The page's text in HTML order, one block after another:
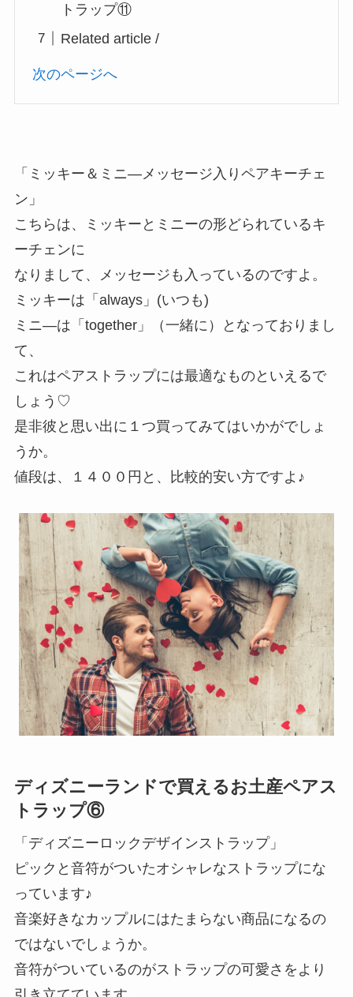
トラップ⑪
Related article /
次のページへ
「ミッキー＆ミニ―メッセージ入りペアキーチェ
ン」
こちらは、ミッキーとミニーの形どられているキ
ーチェンに
なりまして、メッセージも入っているのですよ。
ミッキーは「always」(いつも)
ミニ―は「together」（一緒に）となっておりまし
て、
これはペアストラップには最適なものといえるで
しょう♡
是非彼と思い出に１つ買ってみてはいかがでしょ
うか。
値段は、１４００円と、比較的安い方ですよ♪
ディズニーランドで買えるお土産ペアス
トラップ⑥
「ディズニーロックデザインストラップ」
ピックと音符がついたオシャレなストラップにな
っています♪
音楽好きなカップルにはたまらない商品になるの
ではないでしょうか。
音符がついているのがストラップの可愛さをより